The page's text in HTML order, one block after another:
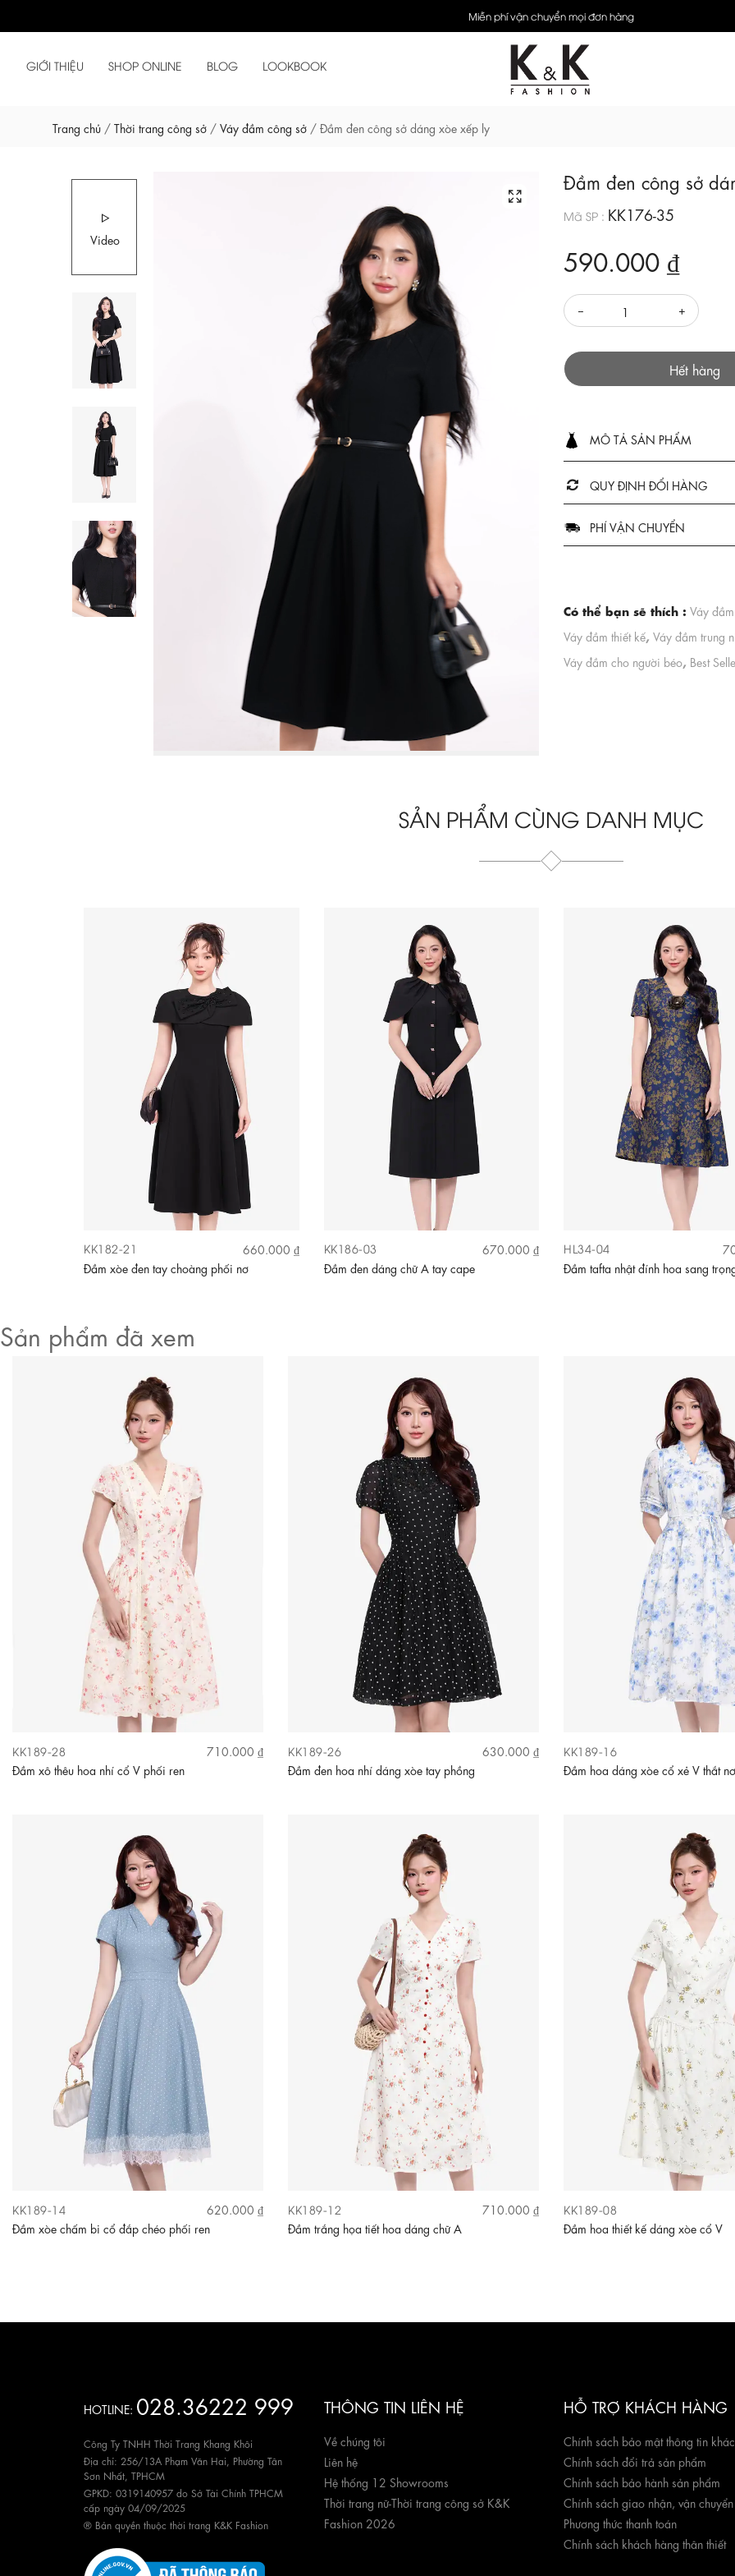
Miễn phí vận chuyển mọi đơn hàng
GIỚI THIỆU SHOP ONLINE BLOG LOOKBOOK
Trang chủ / Thời trang công sở / Váy đầm công sở / Đầm đen công sở dáng xòe xếp ly
Video
Đầm đen công sở
Mã SP : KK176-35
590.000 ₫
Hết hàng
MÔ TẢ SẢN PHẨM
QUY ĐỊNH ĐỔI HÀNG
PHÍ VẬN CHUYỂN
Có thể bạn sẽ thích : Váy
Váy đầm thiết kế, Váy đầm trung
Váy đầm cho người béo, Best
SẢN PHẨM CÙNG DANH MỤC
KK182-21
660.000 ₫
Đầm xòe đen tay choàng phối nơ
KK186-03
670.000 ₫
Đầm đen dáng chữ A tay cape
HL34-04
Đầm tafta nhật đính hoa sang
Sản phẩm đã xem
KK189-28
710.000 ₫
Đầm xô thêu hoa nhí cổ V phối ren
KK189-26
630.000 ₫
Đầm đen hoa nhí dáng xòe tay phồng
KK189-16
Đầm hoa dáng xòe cổ xẻ V thắt
KK189-14
620.000 ₫
Đầm xòe chấm bi cổ đắp chéo phối ren
KK189-12
710.000 ₫
Đầm trắng họa tiết hoa dáng chữ A
KK189-08
Đầm hoa thiết kế dáng xòe cổ V
HOTLINE: 028.36222 999
Công Ty TNHH Thời Trang Khang Khôi
Địa chỉ: 256/13A Phạm Văn Hai, Phường Tân
Sơn Nhất, TPHCM
GPKD: 0319140957 do Sở Tài Chính TPHCM
cấp ngày 04/09/2025
® Bản quyền thuộc thời trang K&K Fashion
THÔNG TIN LIÊN HỆ
Về chúng tôi
Liên hệ
Hệ thống 12 Showrooms
Thời trang nữ-Thời trang công sở K&K
Fashion 2026
HỖ TRỢ KHÁCH HÀNG
Chính sách bảo mật thông tin
Chính sách đổi trả sản phẩm
Chính sách bảo hành sản phẩm
Chính sách giao nhận, vận chuyển
Phương thức thanh toán
Chính sách khách hàng thân thiết